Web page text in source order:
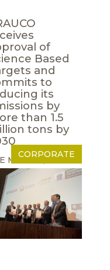
of
Based
and
to
its
by
than 1.5
tons by
MORE
CORPORATE